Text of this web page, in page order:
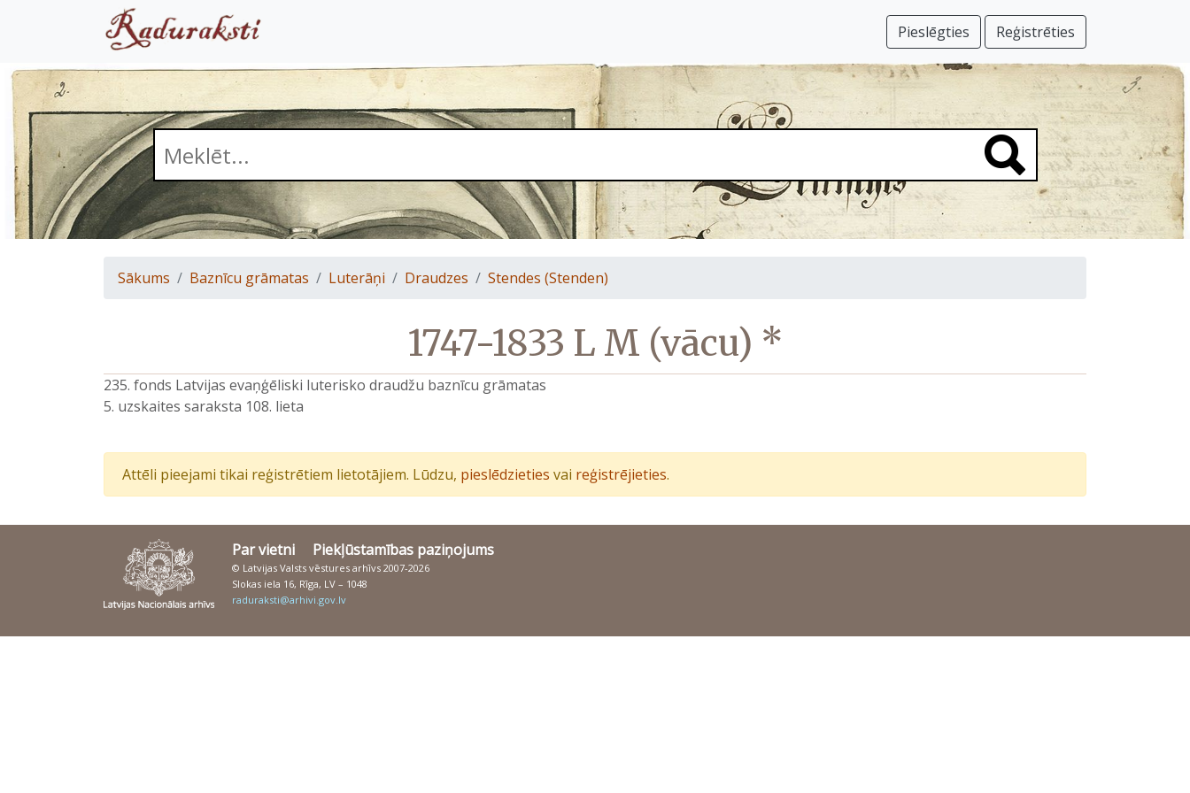
Pieslēgties Reģistrēties
Sākums Baznīcu grāmatas Luterāņi Draudzes Stendes (Stenden)
1747-1833 L M (vācu) *
235. fonds Latvijas evaņģēliski luterisko draudžu baznīcu grāmatas
5. uzskaites saraksta 108. lieta
Attēli pieejami tikai reģistrētiem lietotājiem. Lūdzu, pieslēdzieties vai reģistrējieties.
Par vietni Piekļūstamības paziņojums
© Latvijas Valsts vēstures arhīvs 2007-2026
Slokas iela 16, Rīga, LV – 1048
raduraksti@arhivi.gov.lv